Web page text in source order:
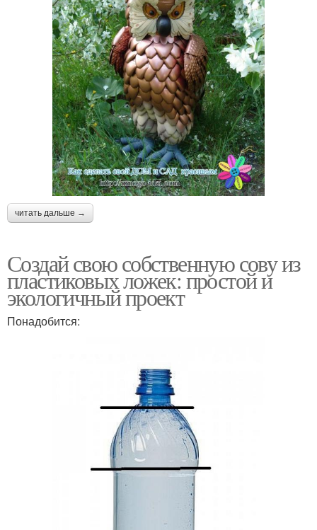
читать дальше →
Создай свою собственную сову из
пластиковых ложек: простой и
экологичный проект
Понадобится: